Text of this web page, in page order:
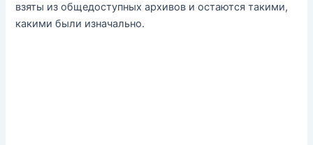
взяты из общедоступных архивов и остаются такими,
какими были изначально.